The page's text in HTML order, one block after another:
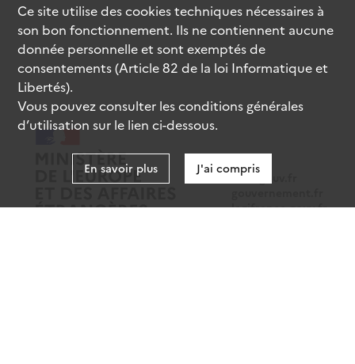
data.gouv.fr
legifrance.gouv.fr
Ce site utilise descookiestechniques nécessaires à
son bon fonctionnement. Ils ne contiennent aucune
donnée personnelle et sont exemptés de
consentements (Article 82 de la loi Informatique et
Libertés).
Vous pouvez consulter les conditions générales
d’utilisation sur le lien ci-dessous.
En savoir plus J'ai compris